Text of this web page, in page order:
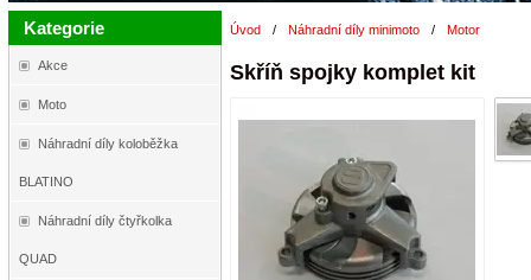
Kategorie
Akce
Moto
Náhradní díly koloběžka
BLATINO
Náhradní díly čtyřkolka
QUAD
Úvod / Náhradní díly minimoto / Motor
Skříň spojky komplet kit